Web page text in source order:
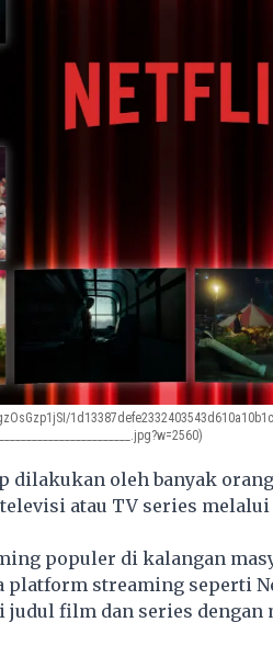
1d13387defe2332403543d610a10b1cc/-
dilakukan oleh banyak
atau TV series melalui
populer di kalangan
platform streaming seperti
film dan series dengan